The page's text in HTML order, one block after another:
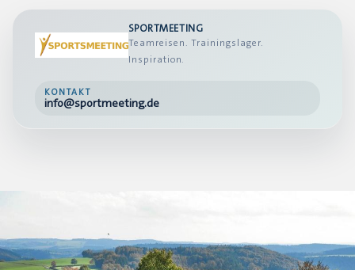
SPORTMEETING
Teamreisen. Trainingslager.
Inspiration.
KONTAKT
info@sportmeeting.de